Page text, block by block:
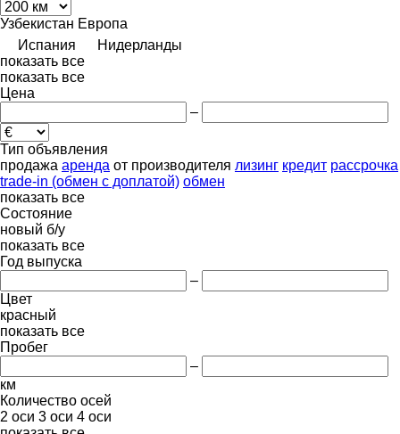
Узбекистан Европа
Испания
Нидерланды
показать все
показать все
Цена
–
Тип объявления
продажа аренда от производителя лизинг кредит рассрочка
trade-in (обмен с доплатой) обмен
показать все
Состояние
новый б/у
показать все
Год выпуска
–
Цвет
красный
показать все
Пробег
–
км
Количество осей
2 оси 3 оси 4 оси